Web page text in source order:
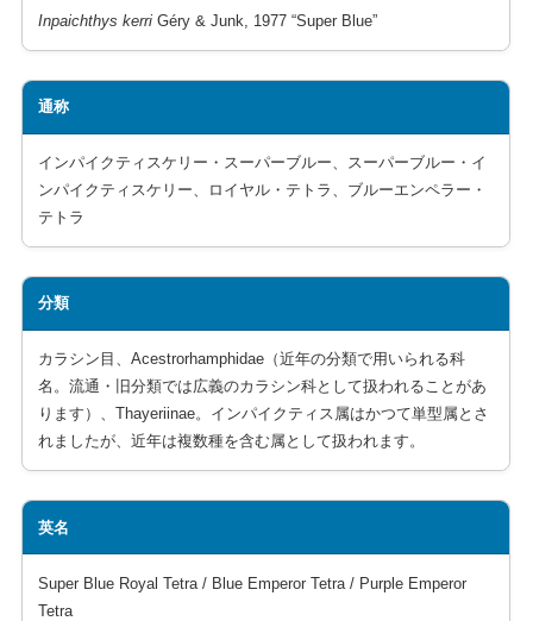
Inpaichthys kerri Géry & Junk, 1977 “Super Blue”
通称
インパイクティスケリー・スーパーブルー、スーパーブルー・イ
ンパイクティスケリー、ロイヤル・テトラ、ブルーエンペラー・
テトラ
分類
カラシン目、Acestrorhamphidae（近年の分類で用いられる科
名。流通・旧分類では広義のカラシン科として扱われることがあ
ります）、Thayeriinae。インパイクティス属はかつて単型属とさ
れましたが、近年は複数種を含む属として扱われます。
英名
Super Blue Royal Tetra / Blue Emperor Tetra / Purple Emperor
Tetra